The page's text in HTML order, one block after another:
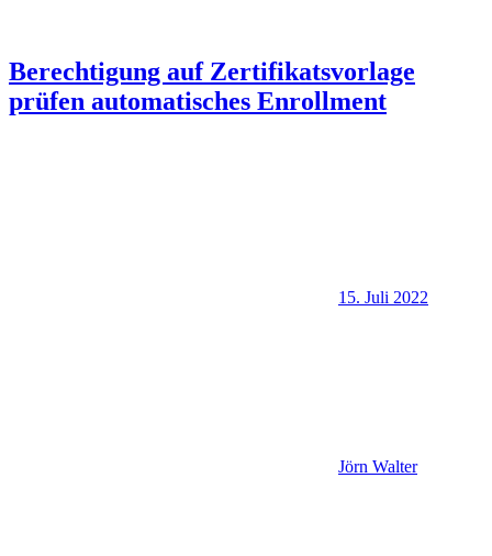
Berechtigung auf Zertifikatsvorlage
prüfen automatisches Enrollment
15. Juli 2022
Jörn Walter